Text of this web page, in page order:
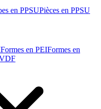
en PPSUPièces en PPSU
Formes en PEIFormes en